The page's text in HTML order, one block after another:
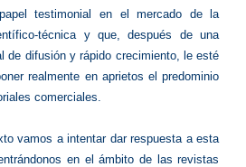
testimonial en el mercado de la
técnica y que, después de una
de difusión y rápido crecimiento, le esté
realmente en aprietos el predominio
comerciales.
vamos a intentar dar respuesta a esta
en el ámbito de las revistas